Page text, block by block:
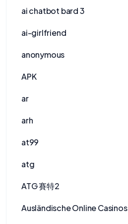
ai chatbot bard 3
ai-girlfriend
anonymous
APK
ar
arh
at99
atg
ATG 賽特2
Ausländische Online Casinos